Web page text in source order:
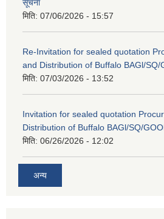
सूचना
मिति: 07/06/2026 - 15:57
Re-Invitation for sealed quotation
and Distribution of Buffalo BAGl/SQ/
मिति: 07/03/2026 - 13:52
Invitation for sealed quotation
Distribution of Buffalo BAGl/SQ/
मिति: 06/26/2026 - 12:02
अन्य